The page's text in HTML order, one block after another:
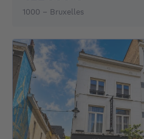
1000 - Bruxelles